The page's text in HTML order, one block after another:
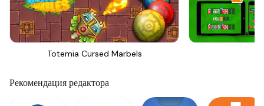
Totemia Cursed Marbels
Рекомендация редактора